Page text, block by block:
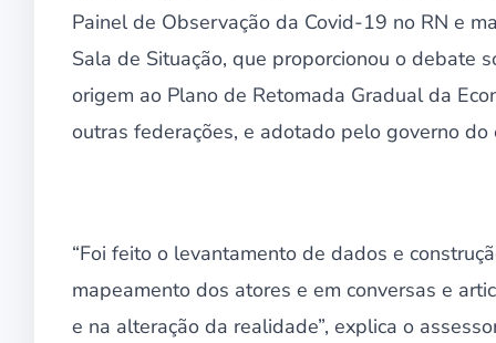
Painel de Observação da Covid-19 no RN e
Sala de Situação, que proporcionou o debate
origem ao Plano de Retomada Gradual da
outras federações, e adotado pelo governo do
“Foi feito o levantamento de dados e
mapeamento dos atores e em conversas e
e na alteração da realidade”, explica o